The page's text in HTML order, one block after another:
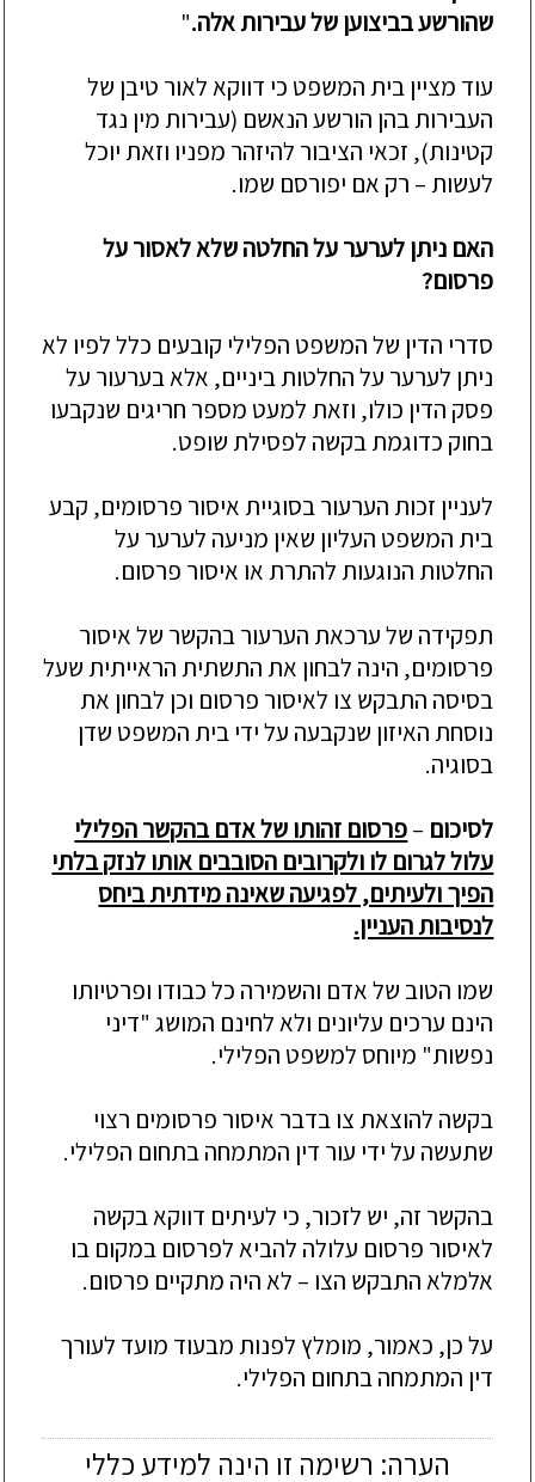
שהורשע בביצוען של עבירות אלה."
עוד מציין בית המשפט כי דווקא לאור טיבן של
העבירות בהן הורשע הנאשם (עבירות מין נגד
קטינות), זכאי הציבור להיזהר מפניו וזאת יוכל
לעשות – רק אם יפורסם שמו.
האם ניתן לערער על החלטה שלא לאסור על
פרסום?
סדרי הדין של המשפט הפלילי קובעים כלל לפיו לא
ניתן לערער על החלטות ביניים, אלא בערעור על
פסק הדין כולו, וזאת למעט מספר חריגים שנקבעו
בחוק כדוגמתבקשה לפסילת שופט.
לעניין זכות הערעור בסוגיית איסור פרסומים, קבע
בית המשפט העליון שאין מניעה לערער על
החלטות הנוגעות להתרת או איסור פרסום.
תפקידה של ערכאת הערעור בהקשר של איסור
פרסומים, הינה לבחון את התשתית הראייתית שעל
בסיסה התבקש צו לאיסור פרסום וכן לבחון את
נוסחת האיזון שנקבעה על ידי בית המשפט שדן
בסוגיה.
לסיכום –פרסום זהותו של אדם בהקשר הפלילי
עלול לגרום לו ולקרובים הסובבים אותו לנזק בלתי
הפיך ולעיתים, לפגיעה שאינה מידתית ביחס
לנסיבות העניין.
שמו הטוב של אדם והשמירה כל כבודו ופרטיותו
הינם ערכים עליונים ולא לחינם המושג "דיני
נפשות" מיוחס למשפט הפלילי.
בקשה להוצאת צו בדבר איסור פרסומים רצוי
שתעשה על ידי עור דין המתמחה בתחום הפלילי.
בהקשר זה, יש לזכור, כי לעיתים דווקא בקשה
לאיסור פרסום עלולה להביא לפרסום במקום בו
אלמלא התבקש הצו – לא היה מתקיים פרסום.
על כן, כאמור, מומלץ לפנות מבעוד מועד לעורך
דין המתמחה בתחום הפלילי.
הערה: רשימה זו הינה למידע כללי